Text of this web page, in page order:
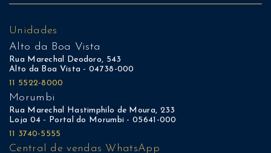
Unidades
Alto da Boa Vista
Rua Marechal Deodoro, 543
Alto da Boa Vista - 04738-000
11 5522-8000
Morumbi
Rua Marechal Hastimphilo de Moura, 233
Loja 04 - Portal do Morumbi - 05641-000
11 3740-5555
Central de vendas WhatsApp